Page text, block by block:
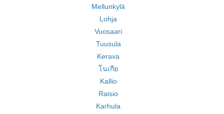
Mellunkylä
Lohja
Vuosaari
Tuusula
Kerava
โนเกีย
Kallio
Raisio
Karhula